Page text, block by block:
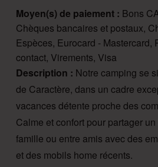
Moyen(s) de paiement : Bons
Chèques bancaires et postaux,
Espèces, Eurocard - Mastercard,
contact, Virements, Visa
Description : Notre camping se
de Caractère, dans un cadre
vacances détente proche des
Calme et confort pour partager
famille ou entre amis avec des
et des mobils home récents.